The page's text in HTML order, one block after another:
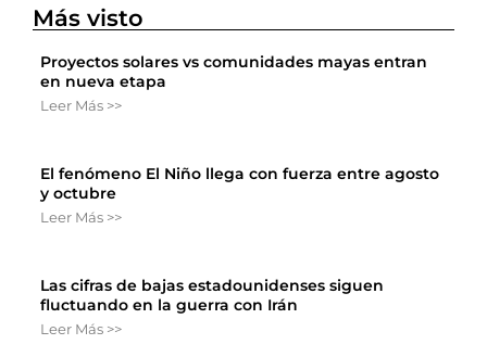
Más visto
Proyectos solares vs comunidades mayas entran
en nueva etapa
Leer Más >>
El fenómeno El Niño llega con fuerza entre agosto
y octubre
Leer Más >>
Las cifras de bajas estadounidenses siguen
fluctuando en la guerra con Irán
Leer Más >>